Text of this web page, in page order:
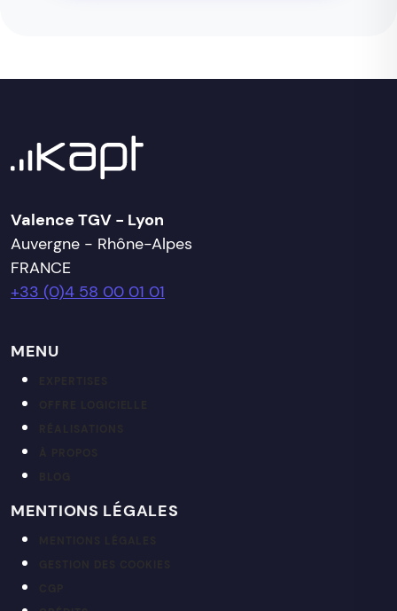
Valence TGV - Lyon
Auvergne - Rhône-Alpes
FRANCE
+33 (0)4 58 00 01 01
MENU
MENTIONS LÉGALES